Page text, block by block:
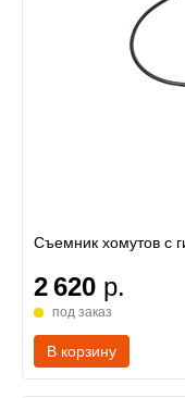
Съемник хомутов с
2 620 р.
под заказ
В корзину